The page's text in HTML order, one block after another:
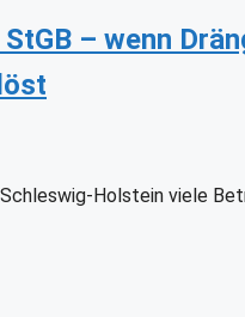
– wenn
Holstein viele